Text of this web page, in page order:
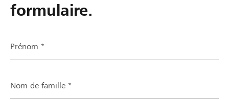
formulaire.
Prénom *
Nom de famille *